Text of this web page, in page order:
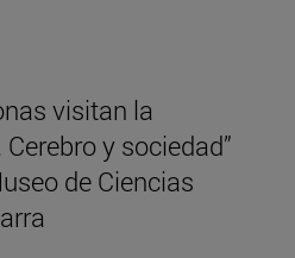
visitan la
y sociedad”
de Ciencias